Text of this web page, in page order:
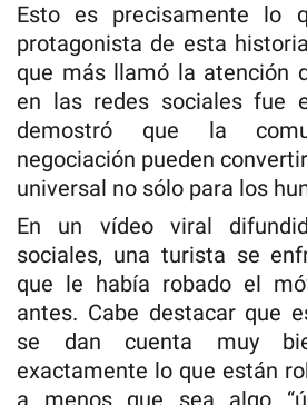
Esto es precisamente lo
protagonista de esta
que más llamó la atención
en las redes sociales fue
demostró que la
negociación pueden
universal no sólo para los
En un vídeo viral
sociales, una turista se
que le había robado el
antes. Cabe destacar que
se dan cuenta muy
exactamente lo que están